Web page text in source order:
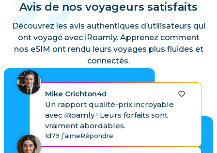
Mike Crichton4d
Un rapport qualité-prix incroyable
avec iRoamly ! Leurs forfaits sont
vraiment abordables.
1d79 j’aimeRépondre
Avis de nos voyageurs satisfaits
Découvrez les avis authentiques d’utilisateurs qui
ont voyagé avec iRoamly. Apprenez comment
nos eSIM ont rendu leurs voyages plus fluides et
connectés.